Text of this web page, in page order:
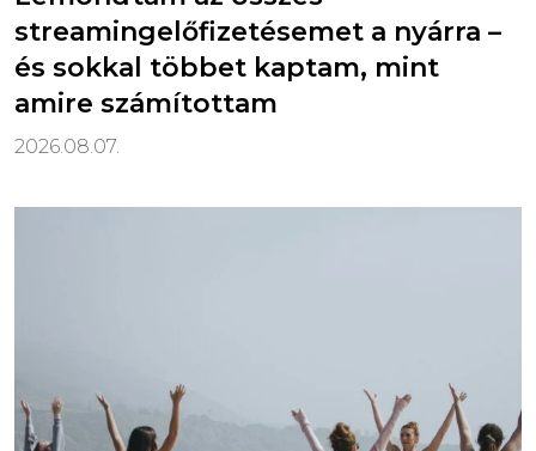
streamingelőfizetésemet a nyárra –
és sokkal többet kaptam, mint
amire számítottam
2026.08.07.